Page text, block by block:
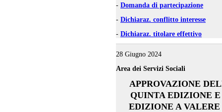
- Domanda di partecipazione
- Dichiaraz. conflitto interesse
- Dichiaraz. titolare effettivo
28 Giugno 2024
Area dei Servizi Sociali
APPROVAZIONE
QUINTA EDIZIONE
EDIZIONE A VALERE